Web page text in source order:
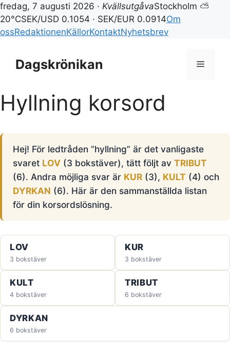
fredag, 7 augusti 2026 · KvällsutgåvaStockholm ⛅
20°CSEK/USD 0.1054 · SEK/EUR 0.0914Om
ossRedaktionenKällorKontaktNyhetsbrev
innehållDagskrönikan Meny
Hyllning korsord
Hej! För ledtråden ”hyllning” är det vanligaste
svaret LOV(3 bokstäver), tätt följt av TRIBUT
(6). Andra möjliga svar är KUR(3), KULT (4) och
DYRKAN (6). Här är den sammanställda listan
för din korsordslösning.
LOV
3 bokstäver
KUR
3 bokstäver
KULT
4 bokstäver
TRIBUT
6 bokstäver
DYRKAN
6 bokstäver